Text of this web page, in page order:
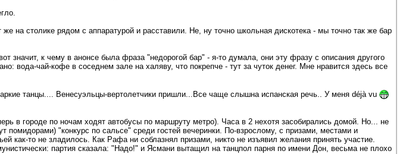
на столике рядом с аппаратурой и расставили. Не, ну точно школьная дискотека - мы точно так же бар
значит, к чему в анонсе была фраза "недорогой бар" - я-то думала, они эту фразу с описания другого
вода-чай-кофе в соседнем зале на халяву, что покрепче - тут за чуток денег. Мне нравится здесь все
танцы.... Венесуэльцы-вертолетчики пришли...Все чаще слышна испанская речь.. У меня déjà vu
в городе по ночам ходят автобусы по маршруту метро). Часа в 2 нехотя засобирались домой. Но... не
"конкурс по сальсе" среди гостей вечеринки. По-взрослому, с призами, местами и
как-то не зладилось. Как Рафа ни соблазнял призами, никто не изъявил желания принять участие.
партия сказала: "Надо!" и Ясмани вытащил на танцпол парня по имени Дон, весьма не плохо